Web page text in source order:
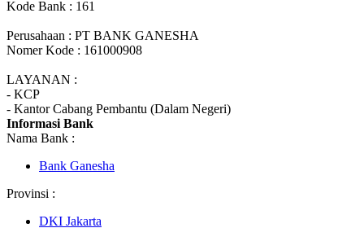
Kode Bank : 161
Perusahaan : PT BANK GANESHA
Nomer Kode : 161000908
LAYANAN :
- KCP
- Kantor Cabang Pembantu (Dalam Negeri)
Informasi Bank
Nama Bank :
Bank Ganesha
Provinsi :
DKI Jakarta